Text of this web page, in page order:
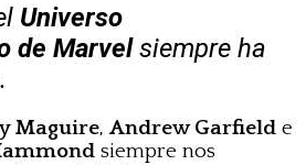
Universo
de Marvelsiempre ha
Maguire, Andrew Garfield e
siempre nos